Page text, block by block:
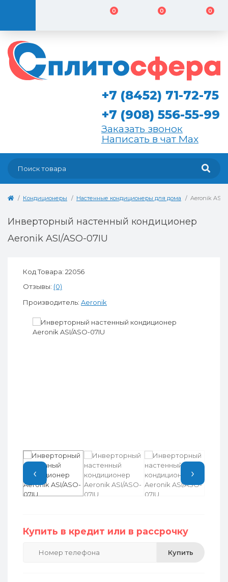
0 0 0
+7 (8452) 71-72-75
+7 (908) 556-55-99
Заказать звонок
Написать в чат Max
Кондиционеры Настенные кондиционеры для дома Aeronik ASI/
Инверторный настенный кондиционер
Aeronik ASI/ASO-07IU
Код Товара: 22056
Отзывы: (0)
Производитель: Aeronik
‹ ›
Купить в кредит или в рассрочку
Купить